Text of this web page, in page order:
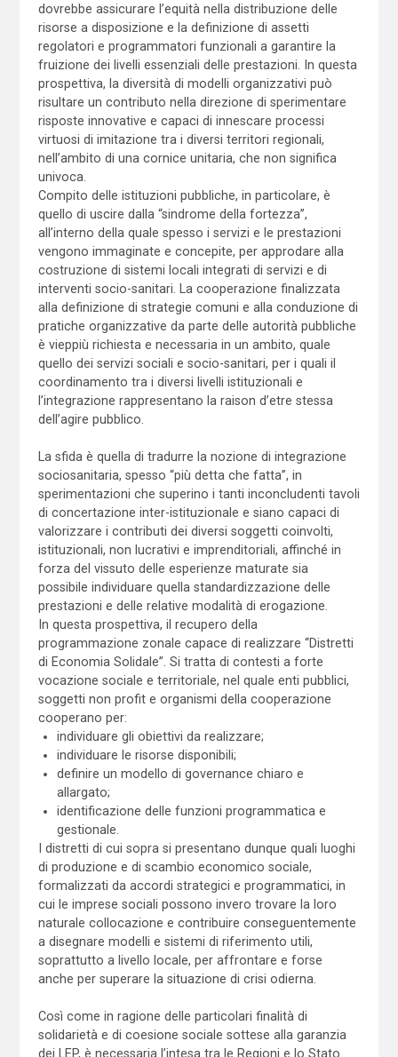
dovrebbe assicurare l’equità nella distribuzione delle
risorse a disposizione e la definizione di assetti
regolatori e programmatori funzionali a garantire la
fruizione dei livelli essenziali delle prestazioni. In questa
prospettiva, la diversità di modelli organizzativi può
risultare un contributo nella direzione di sperimentare
risposte innovative e capaci di innescare processi
virtuosi di imitazione tra i diversi territori regionali,
nell’ambito di una cornice unitaria, che non significa
univoca.
Compito delle istituzioni pubbliche, in particolare, è
quello di uscire dalla “sindrome della fortezza”,
all’interno della quale spesso i servizi e le prestazioni
vengono immaginate e concepite, per approdare alla
costruzione di sistemi locali integrati di servizi e di
interventi socio-sanitari. La cooperazione finalizzata
alla definizione di strategie comuni e alla conduzione di
pratiche organizzative da parte delle autorità pubbliche
è vieppiù richiesta e necessaria in un ambito, quale
quello dei servizi sociali e socio-sanitari, per i quali il
coordinamento tra i diversi livelli istituzionali e
l’integrazione rappresentano la raison d’etre stessa
dell’agire pubblico.
La sfida è quella di tradurre la nozione di integrazione
sociosanitaria, spesso “più detta che fatta”, in
sperimentazioni che superino i tanti inconcludenti tavoli
di concertazione inter-istituzionale e siano capaci di
valorizzare i contributi dei diversi soggetti coinvolti,
istituzionali, non lucrativi e imprenditoriali, affinché in
forza del vissuto delle esperienze maturate sia
possibile individuare quella standardizzazione delle
prestazioni e delle relative modalità di erogazione.
In questa prospettiva, il recupero della
programmazione zonale capace di realizzare “Distretti
di Economia Solidale”. Si tratta di contesti a forte
vocazione sociale e territoriale, nel quale enti pubblici,
soggetti non profit e organismi della cooperazione
cooperano per:
individuare gli obiettivi da realizzare;
individuare le risorse disponibili;
definire un modello di governance chiaro e
allargato;
identificazione delle funzioni programmatica e
gestionale.
I distretti di cui sopra si presentano dunque quali luoghi
di produzione e di scambio economico sociale,
formalizzati da accordi strategici e programmatici, in
cui le imprese sociali possono invero trovare la loro
naturale collocazione e contribuire conseguentemente
a disegnare modelli e sistemi di riferimento utili,
soprattutto a livello locale, per affrontare e forse
anche per superare la situazione di crisi odierna.
Così come in ragione delle particolari finalità di
solidarietà e di coesione sociale sottese alla garanzia
dei LEP, è necessaria l’intesa tra le Regioni e lo Stato